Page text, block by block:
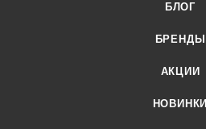
БЛОГ
БРЕНДЫ
АКЦИИ
НОВИНКИ